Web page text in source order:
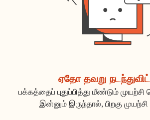
ஏதோ தவறு
பக்கத்தைப் புதுப்பித்து மீண்டும் முயற்சி
இன்னும் இருந்தால், பிறகு